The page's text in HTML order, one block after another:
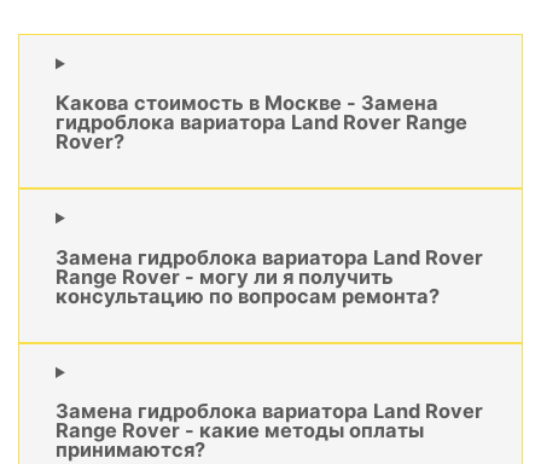
Какова стоимость в Москве - Замена
гидроблока вариатора Land Rover Range
Rover?
Замена гидроблока вариатора Land Rover
Range Rover - могу ли я получить
консультацию по вопросам ремонта?
Замена гидроблока вариатора Land Rover
Range Rover - какие методы оплаты
принимаются?